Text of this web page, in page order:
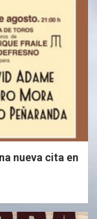
nueva cita en